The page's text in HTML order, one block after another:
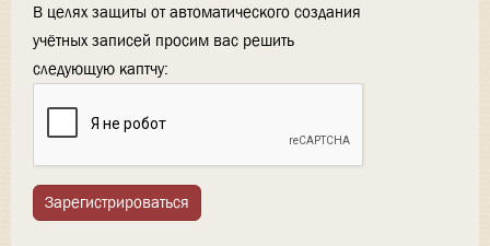
В целях защиты от автоматического создания
учётных записей просим вас решить
следующую каптчу:
Зарегистрироваться